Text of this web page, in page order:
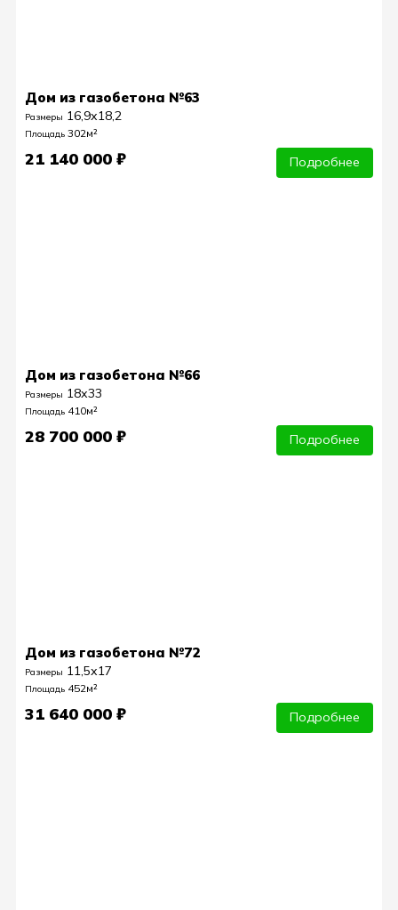
Дом из газобетона №63
Размеры 16,9х18,2
Площадь 302м²
21 140 000 ₽ Подробнее
Дом из газобетона №66
Размеры 18х33
Площадь 410м²
28 700 000 ₽ Подробнее
Дом из газобетона №72
Размеры 11,5х17
Площадь 452м²
31 640 000 ₽ Подробнее